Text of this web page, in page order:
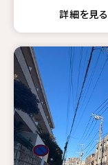
詳細を見る